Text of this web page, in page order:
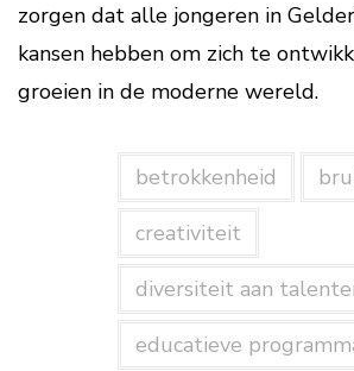
zorgen dat alle jongeren in
kansen hebben om zich te
groeien in de moderne wereld.
betrokkenheid
creativiteit
diversiteit aan
educatieve